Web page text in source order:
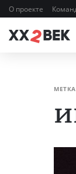
О проекте
МЕТКА